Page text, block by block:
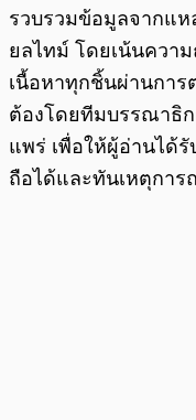
รวบรวมข้อมูลจากแห
ยลไทม์ โดยเน้นควา
เนื้อหาทุกชิ้นผ่านการ
ต้องโดยทีมบรรณาธิก
แพร่ เพื่อให้ผู้อ่านได้รั
ถือได้และทันเหตุการ